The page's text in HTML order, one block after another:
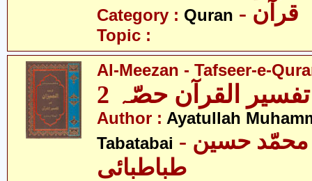
Category : Quran - قرآن
Topic :
Al-Meezan - Tafseer-e-
القرآن حصّہ 2
Author : Ayatullah
Tabatabai - آیت اللہ محمّد حسین
طباطبائی